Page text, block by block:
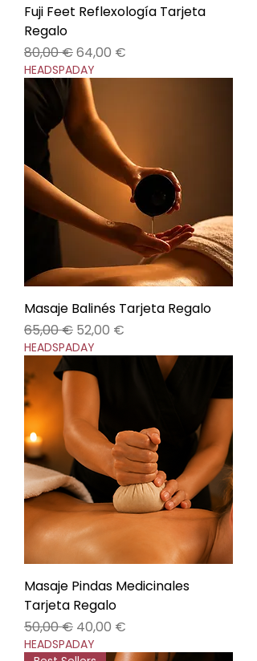
Fuji Feet Reflexología Tarjeta
Regalo
Precio
80,00 €Precio de oferta
64,00 €
HEADSPADAY
Masaje Balinés Tarjeta Regalo
Precio
65,00 € Precio de oferta
52,00 €
HEADSPADAY
Masaje Pindas Medicinales
Tarjeta Regalo
Precio
50,00 € Precio de oferta
40,00 €
HEADSPADAY